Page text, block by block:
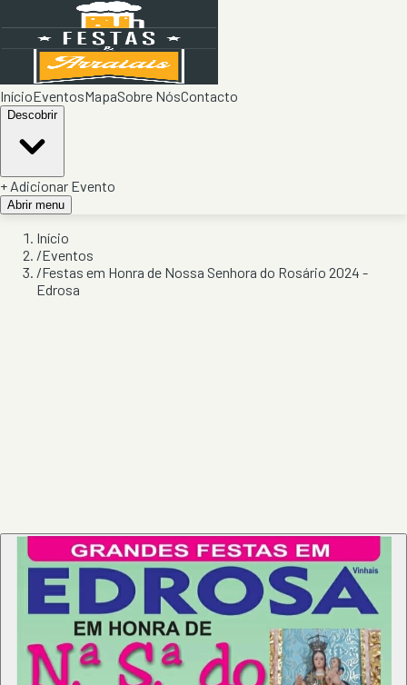
InícioEventosMapaSobre NósContacto
Descobrir
+ Adicionar Evento
Abrir menu
Início
/Eventos
/Festas em Honra de Nossa Senhora do Rosário 2024 -
Edrosa